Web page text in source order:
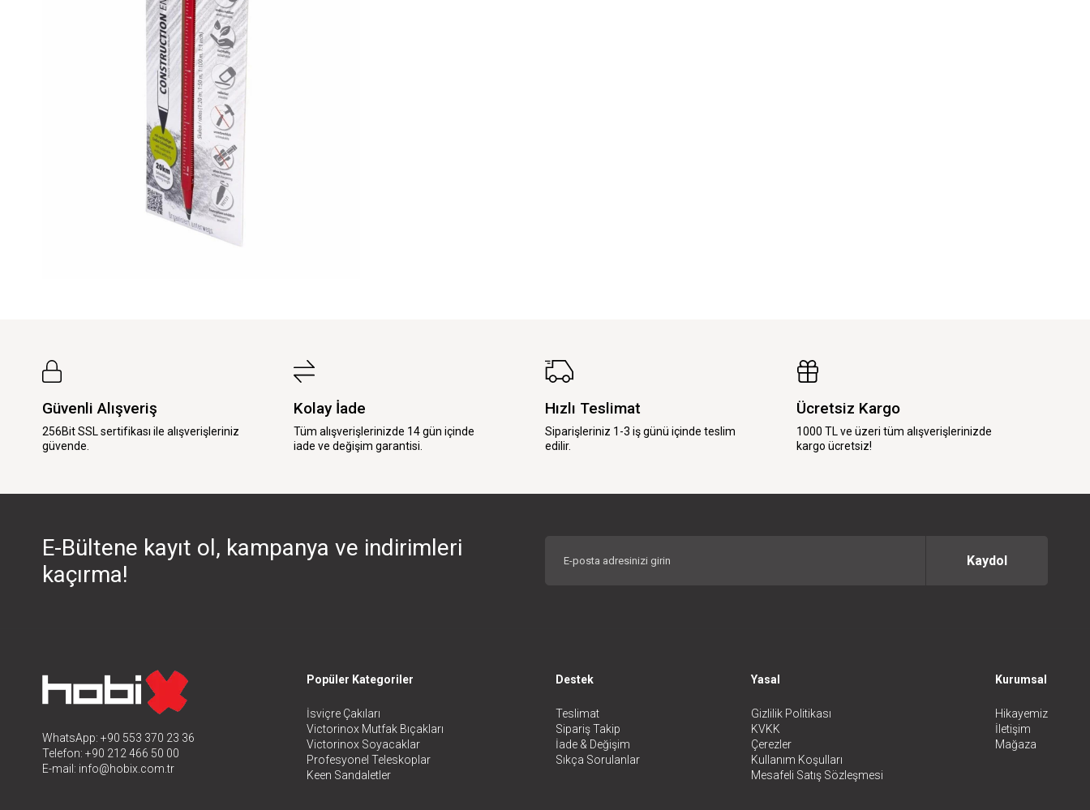
Güvenli Alışveriş
256Bit SSL sertifikası ile alışverişleriniz
güvende.
Kolay İade
Tüm alışverişlerinizde 14 gün içinde
iade ve değişim garantisi.
Hızlı Teslimat
Siparişleriniz 1-3 iş günü içinde teslim
edilir.
Ücretsiz Kargo
1000 TL ve üzeri tüm alışverişlerinizde
kargo ücretsiz!
E-Bültene kayıt ol, kampanya ve indirimleri
kaçırma!
Kaydol
WhatsApp: +90 553 370 23 36
Telefon: +90 212 466 50 00
E-mail: info@hobix.com.tr
Popüler Kategoriler
İsviçre Çakıları
Victorinox Mutfak Bıçakları
Victorinox Soyacaklar
Profesyonel Teleskoplar
Keen Sandaletler
Destek
Teslimat
Sipariş Takip
İade & Değişim
Sıkça Sorulanlar
Yasal
Gizlilik Politikası
KVKK
Çerezler
Kullanım Koşulları
Mesafeli Satış Sözleşmesi
Kurumsal
Hikayemiz
İletişim
Mağaza